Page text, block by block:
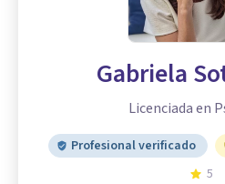
Gabriela
Licenciada en
Profesional verificado
5